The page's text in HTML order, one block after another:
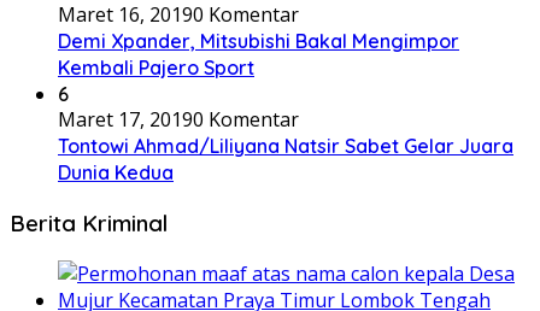
Maret 16, 20190 Komentar
Demi Xpander, Mitsubishi Bakal Mengimpor
Kembali Pajero Sport
6
Maret 17, 20190 Komentar
Tontowi Ahmad/Liliyana Natsir Sabet Gelar Juara
Dunia Kedua
Berita Kriminal